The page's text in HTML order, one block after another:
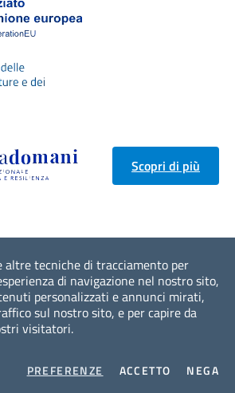
altre tecniche di tracciamento per
di navigazione nel nostro sito,
personalizzati e annunci mirati,
sul nostro sito, e per capire da
visitatori.
PREFERENZE COOKIES
ACCETTO I COOKIES
NEGAI
Scopri di più